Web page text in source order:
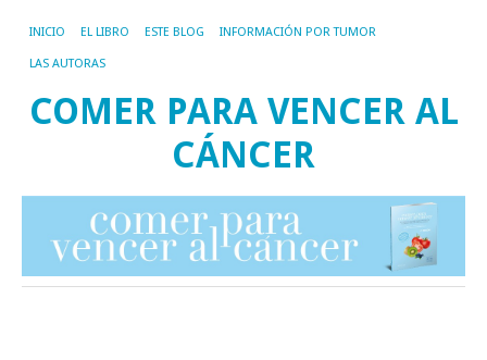
INICIO EL LIBRO ESTE BLOG INFORMACIÓN POR TUMOR
LAS AUTORAS
COMER PARA VENCER AL
CÁNCER